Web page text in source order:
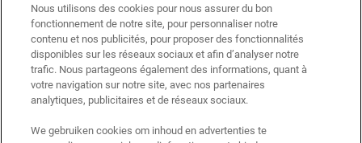
Nous utilisons des cookies pour nous assurer du bon
fonctionnement de notre site, pour personnaliser notre
contenu et nos publicités, pour proposer des fonctionnalités
disponibles sur les réseaux sociaux et afin d’analyser notre
trafic. Nous partageons également des informations, quant à
votre navigation sur notre site, avec nos partenaires
analytiques, publicitaires et de réseaux sociaux.
We gebruiken cookies om inhoud en advertenties te